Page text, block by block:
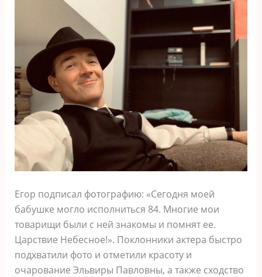
Егор подписал фотографию: «Сегодня моей
бабушке могло исполниться 84. Многие мои
товарищи были с ней знакомы и помнят ее.
Царствие Небесное!». Поклонники актера быстро
подхватили фото и отметили красоту и
очарование Эльвиры Павловны, а также сходство